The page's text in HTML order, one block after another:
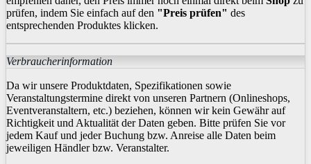
prüfen, indem Sie einfach auf den "Preis prüfen" des
entsprechenden Produktes klicken.
Verbraucherinformation
Da wir unsere Produktdaten, Spezifikationen sowie
Veranstaltungstermine direkt von unseren Partnern (Onlineshops,
Eventveranstaltern, etc.) beziehen, können wir kein Gewähr auf
Richtigkeit und Aktualität der Daten geben. Bitte prüfen Sie vor
jedem Kauf und jeder Buchung bzw. Anreise alle Daten beim
jeweiligen Händler bzw. Veranstalter.